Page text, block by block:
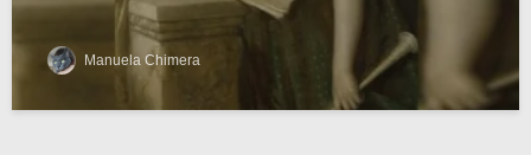
Manuela Chimera